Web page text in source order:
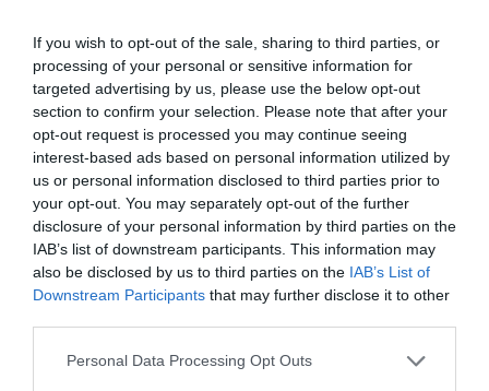
If you wish to opt-out of the sale, sharing to third parties, or
processing of your personal or sensitive information for
targeted advertising by us, please use the below opt-out
section to confirm your selection. Please note that after your
opt-out request is processed you may continue seeing
interest-based ads based on personal information utilized by
us or personal information disclosed to third parties prior to
your opt-out. You may separately opt-out of the further
disclosure of your personal information by third parties on the
IAB’s list of downstream participants. This information may
also be disclosed by us to third parties on the IAB’s List of
Downstream Participants that may further disclose it to other
Personal Data Processing Opt Outs
cristiano"
por Hispanidad
Artículos anteriores
DIARIO DE LA CORRUPCIÓN SANCHISTA
Diario de la corrupción sanchista. Hazte
Oír se manifiesta delante de La Mareta:
“Pedro Sánchez es un criminal”
por Redacción
Artículos anteriores